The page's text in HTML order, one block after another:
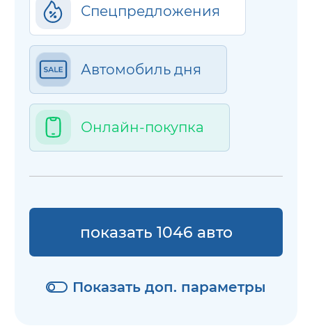
Спецпредложения
Автомобиль дня
Онлайн-покупка
Показать доп. параметры
показать 1046 авто